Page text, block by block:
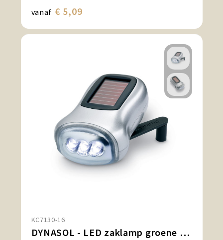
vanaf € 5,09
KC7130-16
DYNASOL - LED zaklamp groene energie